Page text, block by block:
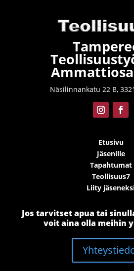
Näsilinnankatu 22 B,
Etusivu
Jäsenille
Tapahtumat
Teollisuus7
Liity
Jos tarvitset apua tai
voit aina olla meihin